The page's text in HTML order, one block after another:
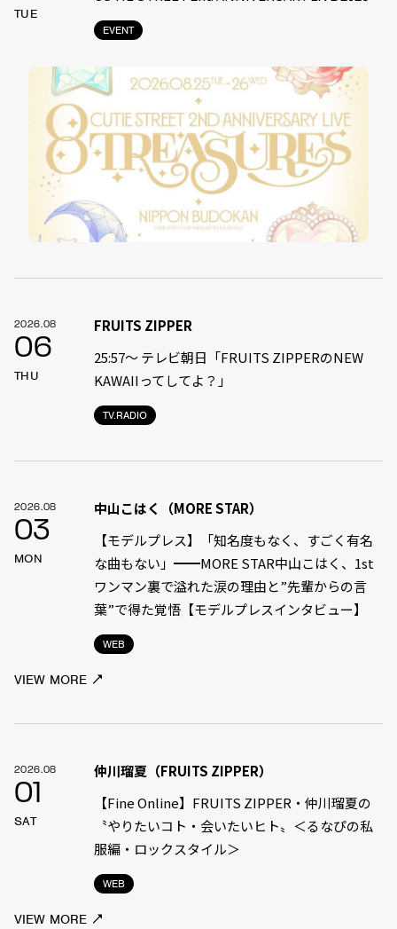
TUE
EVENT
2026.08
06
THU
TV.RADIO
FRUITS ZIPPER
25:57～ テレビ朝日「FRUITS ZIPPERのNEW
KAWAIIってしてよ？」
2026.08
03
MON
WEB
中山こはく（MORE STAR）
【モデルプレス】「知名度もなく、すごく有名
な曲もない」━━MORE STAR中山こはく、1st
ワンマン裏で溢れた涙の理由と”先輩からの言
葉”で得た覚悟【モデルプレスインタビュー】
VIEW MORE
2026.08
01
SAT
WEB
仲川瑠夏（FRUITS ZIPPER）
【Fine Online】FRUITS ZIPPER・仲川瑠夏の
〝やりたいコト・会いたいヒト〟＜るなぴの私
服編・ロックスタイル＞
VIEW MORE